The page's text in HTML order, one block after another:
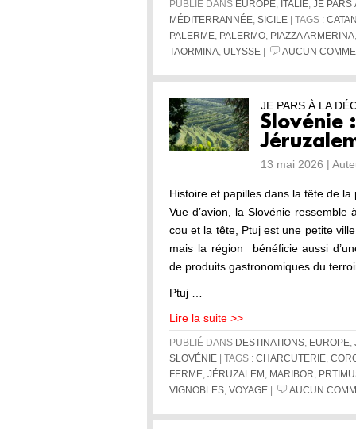
PUBLIÉ DANS EUROPE ITALIE JE PARS
MÉDITERRANNÉE SICILE | TAGS :
PALERME
PALERMO PIAZZA ARMERINA
TAORMINA ULYSSE AUCUN
JE PARS À LA
Slovénie
13 mai 2026 |
Histoire et papilles dans la tête de la
Vue d’avion, la Slovénie
cou et la tête, Ptuj est une petite
mais la région bénéficie aussi
de produits gastronomiques du
Ptuj …
Lire la suite >>
PUBLIÉ DANS DESTINATIONS EUROPE
SLOVÉNIE | TAGS : CHARCUTERIE
FERME JÉRUZALEM MARIBOR
VIGNOBLES VOYAGE AUCUN